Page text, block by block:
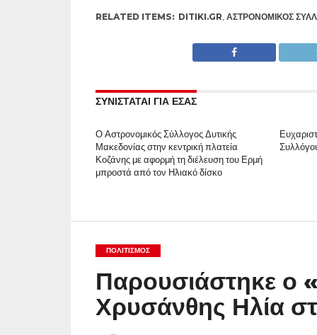
RELATED ITEMS: DITIKI.GR ΑΣΤΡΟΝΟΜΙΚΌΣ
ΣΥΝΙΣΤΑΤΑΙ ΓΙΑ ΕΣΑΣ
Ο Αστρονομικός Σύλλογος Δυτικής
Μακεδονίας στην κεντρική πλατεία
Κοζάνης με αφορμή τη διέλευση του Ερμή
μπροστά από τον Ηλιακό δίσκο
ΠΟΛΙΤΙΣΜΌΣ
Παρουσιάστηκε ο
Χρυσάνθης Ηλία